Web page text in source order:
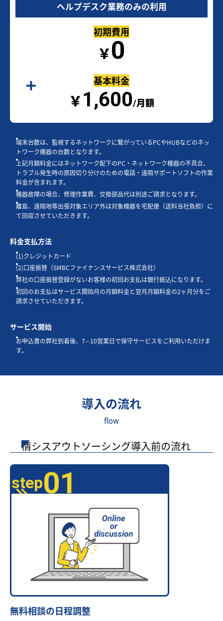
ヘルプデスク業務のみの利用
初期費用
￥0
基本料金
￥ 1,600/月額
端末台数は、監視するネットワークに繋がっているPCやHUBなどのネッ
トワーク機器の台数となります。
上記月額料金にはネットワーク配下のPC・ネットワーク機器の不具合、
トラブル発生時の原因切り分けのための電話・遠隔サポートソフトの作業
料金が含まれます。
機器故障の場合、修理作業費、交換部品代は別途ご請求となります。
離島、遠隔地等出張対象エリア外は対象機器を宅配便（送料当社負担）に
て回収させていただきます。
料金支払方法
(1)クレジットカード
(2)口座振替（SMBCファイナンスサービス株式会社）
弊社の口座振替登録がないお客様の初回お支払は銀行振込になります。
初回のお支払はサービス開始月の月額料金と翌月月額料金の2ヶ月分をご
請求させていただきます。
サービス開始
お申込書の弊社到着後、7∼10営業日で保守サービスをご利用いただけま
す。
導入の流れ
flow
情シスアウトソーシング導入前の流れ
step01
無料相談の日程調整